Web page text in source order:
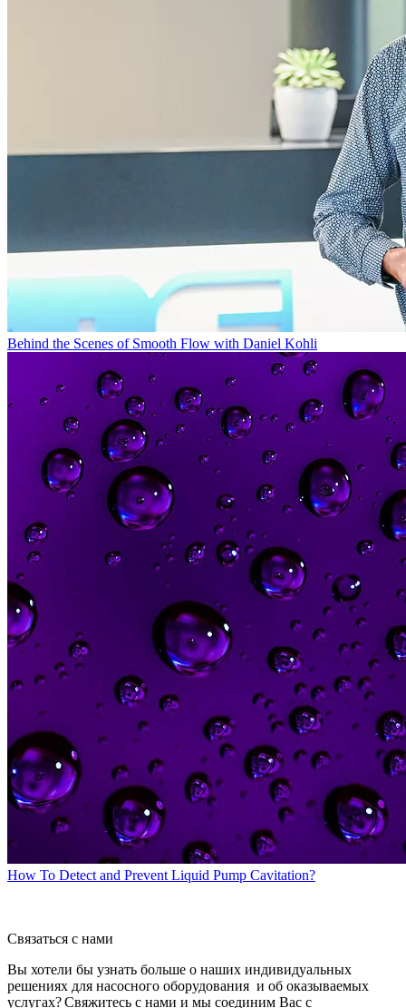
Behind the Scenes of Smooth Flow with Daniel Kohli
How To Detect and Prevent Liquid Pump Cavitation?
Связаться с нами
Вы хотели бы узнать больше о наших индивидуальных
решениях для насосного оборудования и об оказываемых
услугах? Свяжитесь с нами и мы соединим Вас с